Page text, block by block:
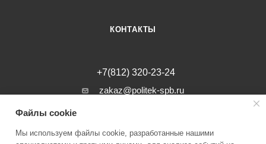
КОНТАКТЫ
+7(812) 320-23-24
zakaz@politek-spb.ru
г. Санкт-Петербург, Минеральная ул, д.
Файлы cookie
Мы используем файлы cookie, разработанные нашими